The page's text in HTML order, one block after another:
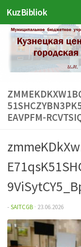
Перейти к
KuzBibliok
EAVPFM-
-SAITCGB · 23.06.2026